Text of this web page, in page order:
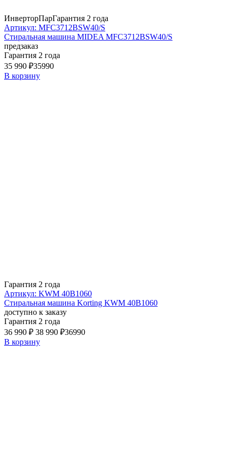
ИнверторПарГарантия 2 года
Артикул: MFC3712BSW40/S
Стиральная машина MIDEA MFC3712BSW40/S
предзаказ
Гарантия 2 года
35 990 ₽35990
В корзину
Гарантия 2 года
Артикул: KWM 40B1060
Стиральная машина Korting KWM 40B1060
доступно к заказу
Гарантия 2 года
36 990 ₽ 38 990 ₽36990
В корзину